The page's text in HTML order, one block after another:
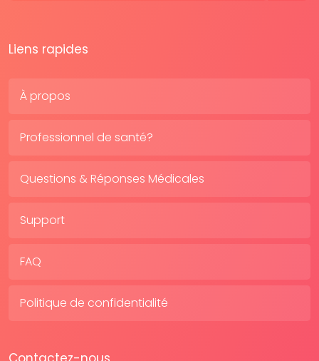
Liens rapides
À propos
Professionnel de santé?
Questions & Réponses Médicales
Support
FAQ
Politique de confidentialité